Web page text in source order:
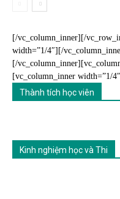
[/vc_column_inner][/
width=”1/4″][/
[/
[vc_column_inner width=”1/
Thành tích học viên
Kinh nghiệm học và Thi